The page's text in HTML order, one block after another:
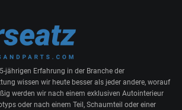
jährigen Erfahrung in der Branche der
wissen wir heute besser als jeder andere, worauf
werden wir nach einem exklusiven Autointerieur
oder nach einem Teil, Schaumteil oder einer